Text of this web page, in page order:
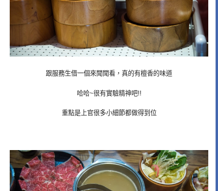
跟服務生借一個來聞聞看，真的有檀香的味道
哈哈~很有實驗精神吧!!
重點是上官很多小細節都做得到位